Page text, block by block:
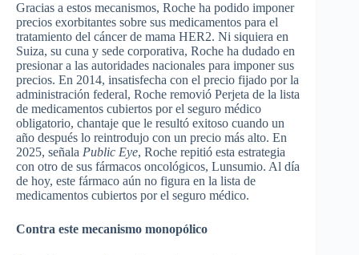
Gracias a estos mecanismos, Roche ha podido imponer
precios exorbitantes sobre sus medicamentos para el
tratamiento del cáncer de mama HER2. Ni siquiera en
Suiza, su cuna y sede corporativa, Roche ha dudado en
presionar a las autoridades nacionales para imponer sus
precios. En 2014, insatisfecha con el precio fijado por la
administración federal, Roche removió Perjeta de la lista
de medicamentos cubiertos por el seguro médico
obligatorio, chantaje que le resultó exitoso cuando un
año después lo reintrodujo con un precio más alto. En
2025, señala Public Eye, Roche repitió esta estrategia
con otro de sus fármacos oncológicos, Lunsumio. Al día
de hoy, este fármaco aún no figura en la lista de
medicamentos cubiertos por el seguro médico.
Contra este mecanismo monopólico